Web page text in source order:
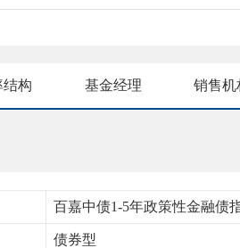
结构 基金经理 销售机
百嘉中债1-5年政策性金融债
债券型